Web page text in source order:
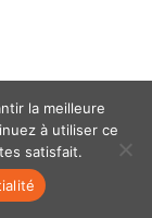
- © coclico 2026
la meilleure
à utiliser ce
satisfait.